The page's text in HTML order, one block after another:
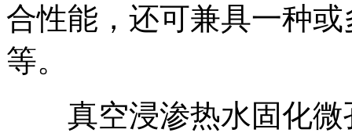
合性能，还可兼具一种
等。
真空浸渗热水固化微